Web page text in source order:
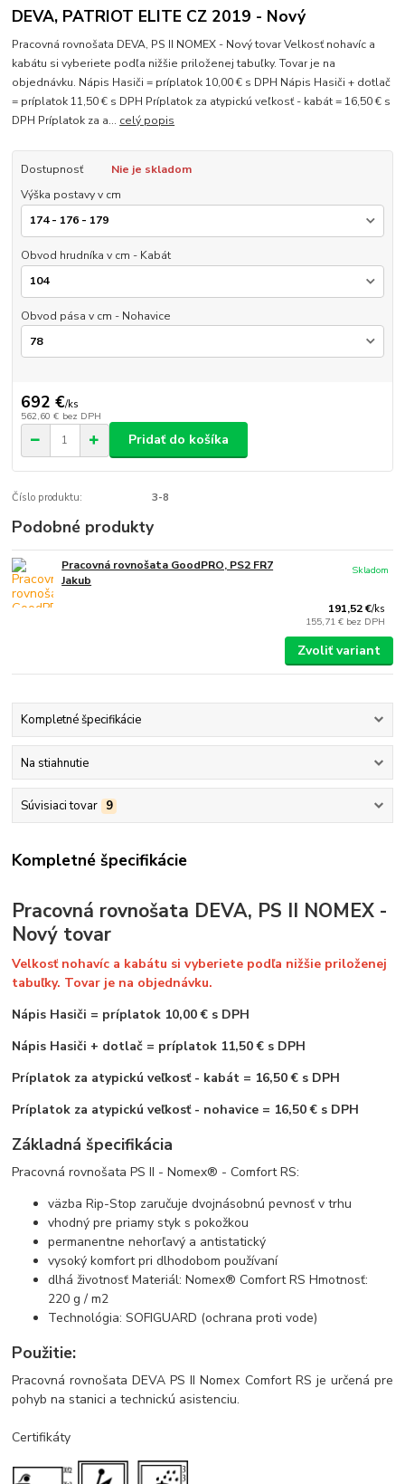
DEVA, PATRIOT ELITE CZ 2019 - Nový
Pracovná rovnošata DEVA, PS II NOMEX - Nový tovar Velkosť nohavíc a
kabátu si vyberiete podľa nižšie priloženej tabuľky. Tovar je na
objednávku. Nápis Hasiči = príplatok 10,00 € s DPH Nápis Hasiči + dotlač
= príplatok 11,50 € s DPH Príplatok za atypickú veľkosť - kabát = 16,50 € s
DPH Príplatok za a... celý popis
Dostupnosť
Nie je skladom
Výška postavy v cm
Obvod hrudníka v cm - Kabát
Obvod pása v cm - Nohavice
692 €/ks
562,60 € bez DPH
Pridať do košíka
Číslo produktu: 3-8
Podobné produkty
Pracovná rovnošata GoodPRO, PS2 FR7
Jakub
191,52 €/ks
155,71 € bez DPH
Skladom
Zvoliť variant
Kompletné špecifikácie
Na stiahnutie
Súvisiaci tovar 9
Kompletné špecifikácie
Pracovná rovnošata DEVA, PS II NOMEX -
Nový tovar
Velkosť nohavíc a kabátu si vyberiete podľa nižšie priloženej
tabuľky. Tovar je na objednávku.
Nápis Hasiči = príplatok 10,00 € s DPH
Nápis Hasiči + dotlač = príplatok 11,50 € s DPH
Príplatok za atypickú veľkosť - kabát = 16,50 € s DPH
Príplatok za atypickú veľkosť - nohavice = 16,50 € s DPH
Základná špecifikácia
Pracovná rovnošata PS II - Nomex® - Comfort RS:
väzba Rip-Stop zaručuje dvojnásobnú pevnosť v trhu
vhodný pre priamy styk s pokožkou
permanentne nehorľavý a antistatický
vysoký komfort pri dlhodobom používaní
dlhá životnosť Materiál: Nomex® Comfort RS Hmotnosť:
220 g / m2
Technológia: SOFIGUARD (ochrana proti vode)
Použitie:
Pracovná rovnošata DEVA PS II Nomex Comfort RS je určená pre
pohyb na stanici a technickú asistenciu.
Certifikáty